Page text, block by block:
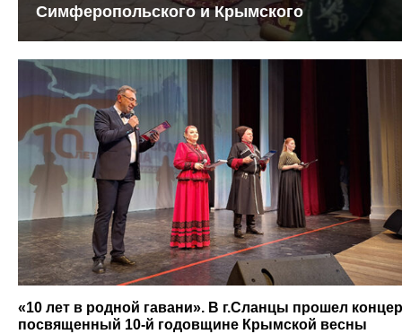
Симферопольского и Крымского
«10 лет в родной гавани». В г.Сланцы прошел
посвященный 10-й годовщине Крымской весны